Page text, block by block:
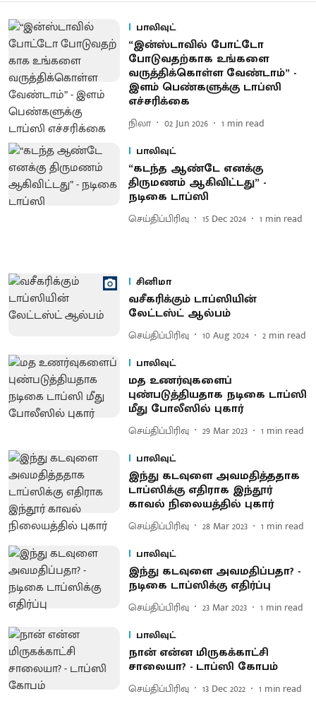
பாலிவுட்
“இன்​ஸ்​டா​வில் போட்டோ
போடுவதற்​காக உங்களை
வருத்திக்கொள்ள வேண்​டாம்” -
இளம் பெண்​களுக்கு டாப்ஸி
எச்சரிக்கை
நிலா 02 Jun 2026 1 min read
பாலிவுட்
“கடந்த ஆண்டே எனக்கு
திருமணம் ஆகிவிட்டது” -
நடிகை டாப்ஸி
செய்திப்பிரிவு 15 Dec 2024 1 min read
சினிமா
வசீகரிக்கும் டாப்ஸியின்
லேட்டஸ்ட் ஆல்பம்
செய்திப்பிரிவு 10 Aug 2024 2 min read
பாலிவுட்
மத உணர்வுகளைப்
புண்படுத்தியதாக நடிகை டாப்ஸி
மீது போலீஸில் புகார்
செய்திப்பிரிவு 29 Mar 2023 1 min read
பாலிவுட்
இந்து கடவுளை அவமதித்ததாக
டாப்ஸிக்கு எதிராக இந்தூர்
காவல் நிலையத்தில் புகார்
செய்திப்பிரிவு 28 Mar 2023 1 min read
பாலிவுட்
இந்து கடவுளை அவமதிப்பதா? -
நடிகை டாப்ஸிக்கு எதிர்ப்பு
செய்திப்பிரிவு 23 Mar 2023 1 min read
பாலிவுட்
நான் என்ன மிருகக்காட்சி
சாலையா? - டாப்ஸி கோபம்
செய்திப்பிரிவு 13 Dec 2022 1 min read